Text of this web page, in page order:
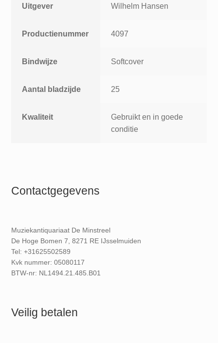
Uitgever Wilhelm Hansen
Productienummer 4097
Bindwijze Softcover
Aantal bladzijde 25
Kwaliteit
Gebruikt en in goede
conditie
Contactgegevens
Muziekantiquariaat De Minstreel
De Hoge Bomen 7, 8271 RE IJsselmuiden
Tel: +31625502589
Kvk nummer: 05080117
BTW-nr: NL1494.21.485.B01
Veilig betalen